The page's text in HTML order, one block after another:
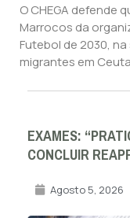
O CHEGA defende
Marrocos da
Futebol de 2030,
migrantes em
EXAMES:
CONCLUIR
Agosto 5, 2026